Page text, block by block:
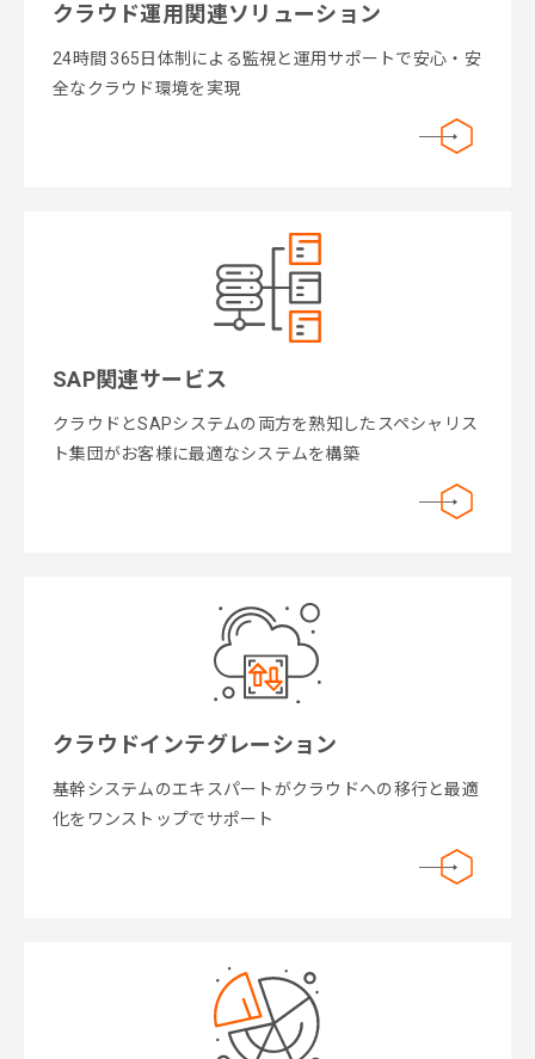
クラウド運用関連ソリューション
24時間 365日体制による監視と運用サポートで安心・安
全なクラウド環境を実現
SAP関連サービス
クラウドとSAPシステムの両方を熟知したスペシャリス
ト集団がお客様に最適なシステムを構築
クラウドインテグレーション
基幹システムのエキスパートがクラウドへの移行と最適
化をワンストップでサポート